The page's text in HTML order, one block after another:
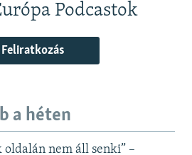
Podcastok
Feliratkozás
a héten
oldalán nem áll senki” –